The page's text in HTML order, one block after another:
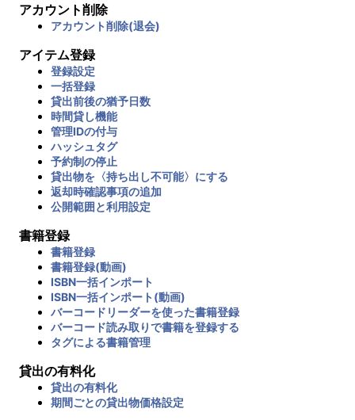
アカウント削除
アカウント削除(退会)
アイテム登録
登録設定
一括登録
貸出前後の猶予日数
時間貸し機能
管理IDの付与
ハッシュタグ
予約制の停止
貸出物を〈持ち出し不可能〉にする
返却時確認事項の追加
公開範囲と利用設定
書籍登録
書籍登録
書籍登録(動画)
ISBN一括インポート
ISBN一括インポート(動画)
バーコードリーダーを使った書籍登録
バーコード読み取りで書籍を登録する
タグによる書籍管理
貸出の有料化
貸出の有料化
期間ごとの貸出物価格設定